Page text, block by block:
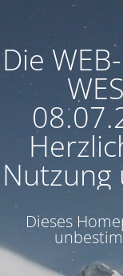
Die WEB-
Nutzung
Dieses